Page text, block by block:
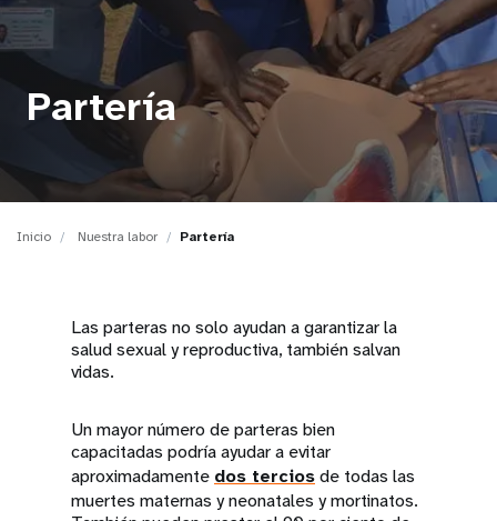
t
n
Partería
Inicio Nuestra labor Partería
Las parteras no solo ayudan a garantizar la
salud sexual y reproductiva, también salvan
vidas.
Un mayor número de parteras bien
capacitadas podría ayudar a evitar
aproximadamente dos terciosde todas las
muertes maternas y neonatales y mortinatos.